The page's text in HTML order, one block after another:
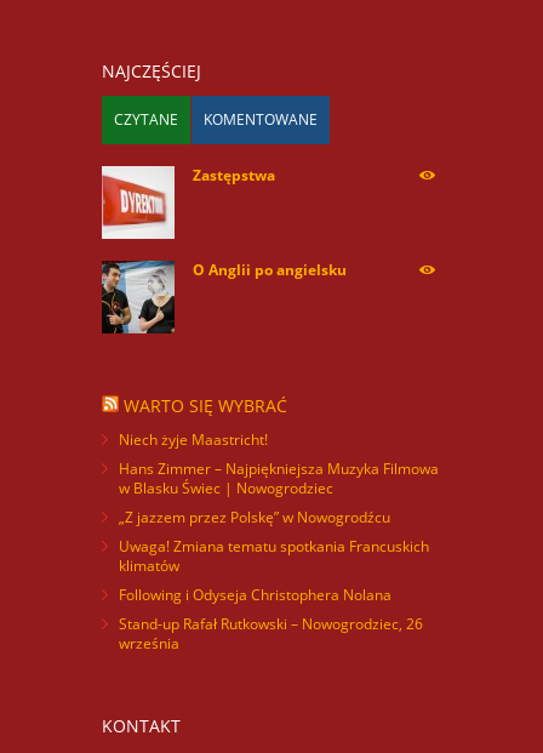
NAJCZĘŚCIEJ
CZYTANE KOMENTOWANE
Zastępstwa
O Anglii po angielsku
WARTO SIĘ WYBRAĆ
Niech żyje Maastricht!
Hans Zimmer – Najpiękniejsza Muzyka Filmowa
w Blasku Świec | Nowogrodziec
„Z jazzem przez Polskę” w Nowogrodźcu
Uwaga! Zmiana tematu spotkania Francuskich
klimatów
Following i Odyseja Christophera Nolana
Stand-up Rafał Rutkowski – Nowogrodziec, 26
września
KONTAKT